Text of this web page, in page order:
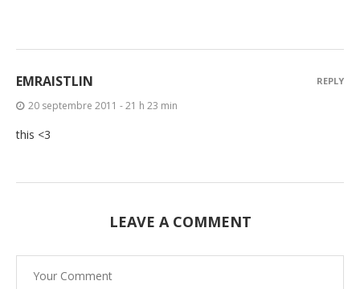
EMRAISTLIN
20 septembre 2011 - 21 h 23 min
this <3
REPLY
LEAVE A COMMENT